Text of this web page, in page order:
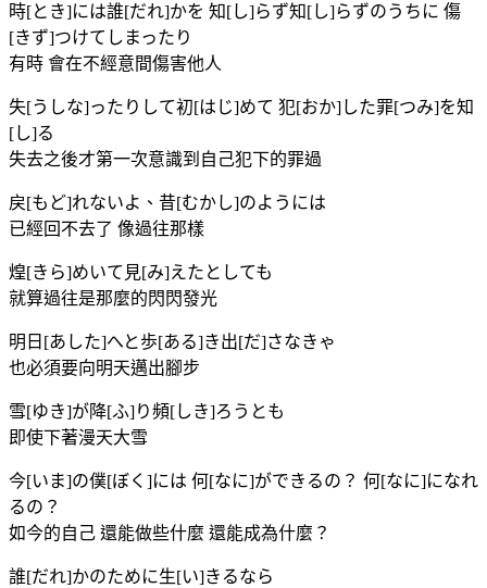
時[とき]には誰[だれ]かを 知[し]らず知[し]らずのうちに 傷
[きず]つけてしまったり
有時 會在不經意間傷害他人
失[うしな]ったりして初[はじ]めて 犯[おか]した罪[つみ]を知
[し]る
失去之後才第一次意識到自己犯下的罪過
戻[もど]れないよ、昔[むかし]のようには
已經回不去了 像過往那樣
煌[きら]めいて見[み]えたとしても
就算過往是那麼的閃閃發光
明日[あした]へと歩[ある]き出[だ]さなきゃ
也必須要向明天邁出腳步
雪[ゆき]が降[ふ]り頻[しき]ろうとも
即使下著漫天大雪
今[いま]の僕[ぼく]には 何[なに]ができるの？ 何[なに]になれ
るの？
如今的自己 還能做些什麼 還能成為什麼？
誰[だれ]かのために生[い]きるなら